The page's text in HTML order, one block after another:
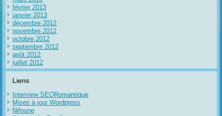
février 2013
janvier 2013
décembre 2012
novembre 2012
octobre 2012
septembre 2012
août 2012
juillet 2012
Liens
Interview SEORomantique
Mises à jour Wordpress
Nifoune